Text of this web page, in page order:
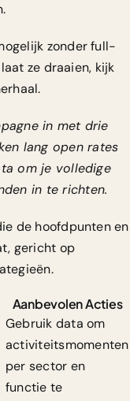
zonder full-
ze draaien, kijk
in met drie
lang open rates
om je volledige
in te richten.
de hoofdpunten en
gericht op
Aanbevolen Acties
Gebruik data om
activiteitsmomenten
per sector en
functie te